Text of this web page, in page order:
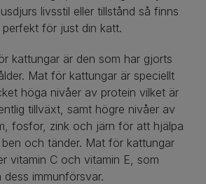
livsstil eller tillstånd så finns
för just din katt.
kattungar är den som har gjorts
Mat för kattungar är speciellt
höga nivåer av protein vilket är
tillväxt, samt högre nivåer av
fosfor, zink och järn för att hjälpa
och tänder. Mat för kattungar
vitamin C och vitamin E, som
immunförsvar.